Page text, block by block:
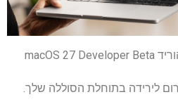
לירידה בתוחלת הסוללה שלך.